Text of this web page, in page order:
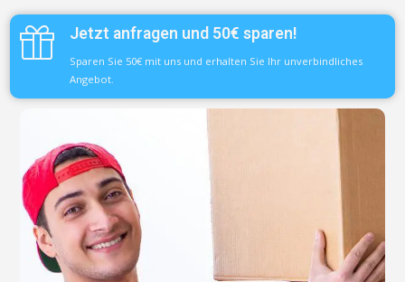
Jetzt anfragen und 50€ sparen!
Sparen Sie 50€ mit uns und erhalten Sie Ihr unverbindliches
Angebot.